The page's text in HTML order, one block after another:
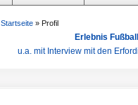
Startseite » Profil
Erlebnis
u.a. mit Interview mit den